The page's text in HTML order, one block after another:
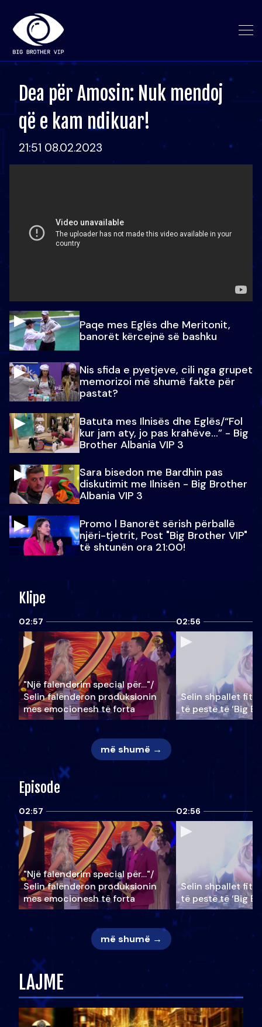
Dea për Amosin: Nuk mendoj
që e kam ndikuar!
21:51 08.02.2023
Paqe mes Eglës dhe Meritonit,
banorët kërcejnë së bashku
Nis sfida e pyetjeve, cili nga grupet
memorizoi më shumë fakte për
pastat?
Batuta mes Ilnisës dhe Eglës/“Fol
kur jam aty, jo pas krahëve…” - Big
Brother Albania VIP 3
Sara bisedon me Bardhin pas
diskutimit me Ilnisën - Big Brother
Albania VIP 3
Promo l Banorët sërish përballë
njëri-tjetrit, Post "Big Brother VIP"
të shtunën ora 21:00!
Klipe
02:57
"Një falenderim special për…"/
Selin falënderon produksionin
mes emocionesh të forta
02:56
Selin shpallet
të pestë të ‘Big
më shumë →
Episode
02:57
"Një falenderim special për…"/
Selin falënderon produksionin
mes emocionesh të forta
02:56
Selin shpallet
të pestë të ‘Big
më shumë →
LAJME